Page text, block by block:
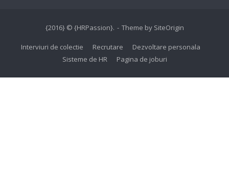
{2016} © {HRPassion}. Theme by SiteOrigin
Interviuri de colectie Recrutare
Dezvoltare personala
Sisteme de HR
Pagina de joburi